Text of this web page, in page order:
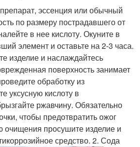
эссенция или обычный
по размеру пострадавшего от
в нее кислоту. Окуните в
элемент и оставьте на 2-3 часа.
изделие и наслаждайтесь
поверхность занимает
обработку из
уксусную кислоту в
ржавчину. Обязательно
чтобы предотвратить ожог
очищения просушите изделие и
средство. 2. Сода